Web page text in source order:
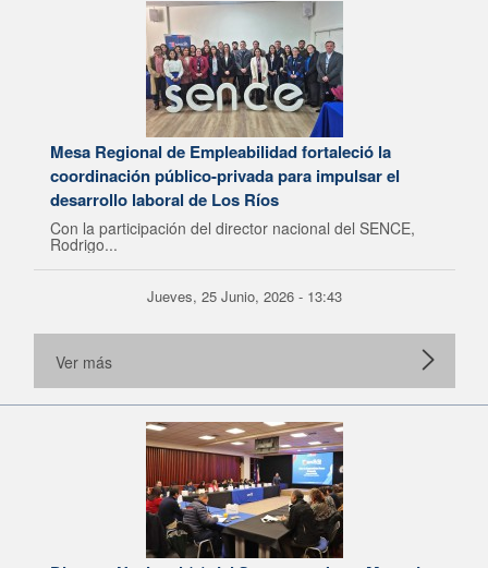
Mesa Regional de Empleabilidad fortaleció la
coordinación público-privada para impulsar el
desarrollo laboral de Los Ríos
Con la participación del director nacional del SENCE,
Rodrigo...
Jueves, 25 Junio, 2026 - 13:43
Ver más